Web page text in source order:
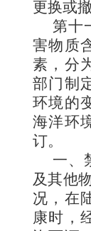
更换或
第十
害物质
素，分
部门制
环境的
海洋环
订。
一、
及其他
况，在
康时，